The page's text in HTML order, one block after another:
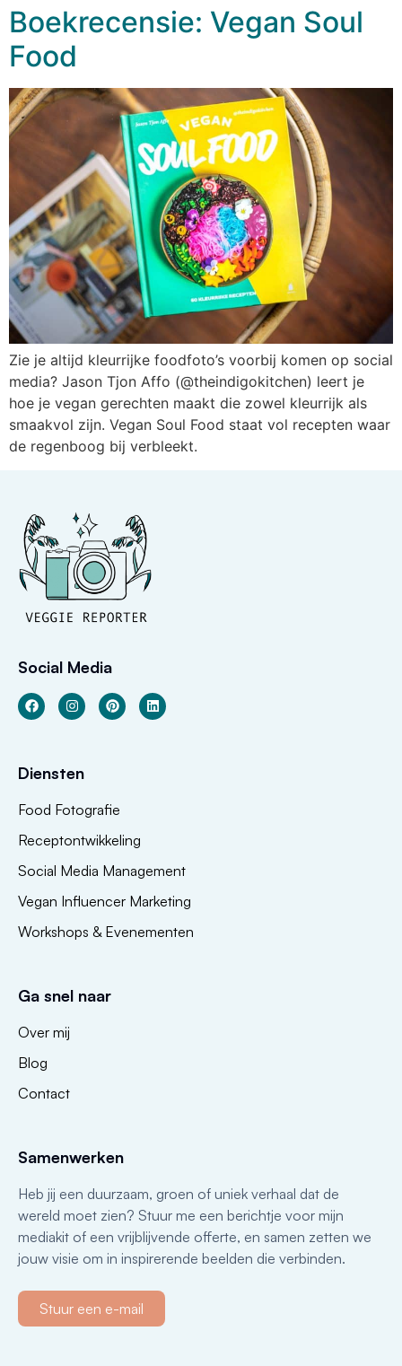
Boekrecensie: Vegan Soul
Food
Zie je altijd kleurrijke foodfoto’s voorbij komen op social
media? Jason Tjon Affo (@theindigokitchen) leert je
hoe je vegan gerechten maakt die zowel kleurrijk als
smaakvol zijn. Vegan Soul Food staat vol recepten waar
de regenboog bij verbleekt.
Social Media
Diensten
Food Fotografie
Receptontwikkeling
Social Media Management
Vegan Influencer Marketing
Workshops & Evenementen
Ga snel naar
Over mij
Blog
Contact
Samenwerken
Heb jij een duurzaam, groen of uniek verhaal dat de
wereld moet zien? Stuur me een berichtje voor mijn
mediakit of een vrijblijvende offerte, en samen zetten we
jouw visie om in inspirerende beelden die verbinden.
Stuur een e-mail